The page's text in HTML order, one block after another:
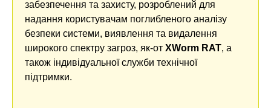
забезпечення та захисту, розроблений для
надання користувачам поглибленого аналізу
безпеки системи, виявлення та видалення
широкого спектру загроз, як-от XWorm RAT, а
також індивідуальної служби технічної
підтримки.